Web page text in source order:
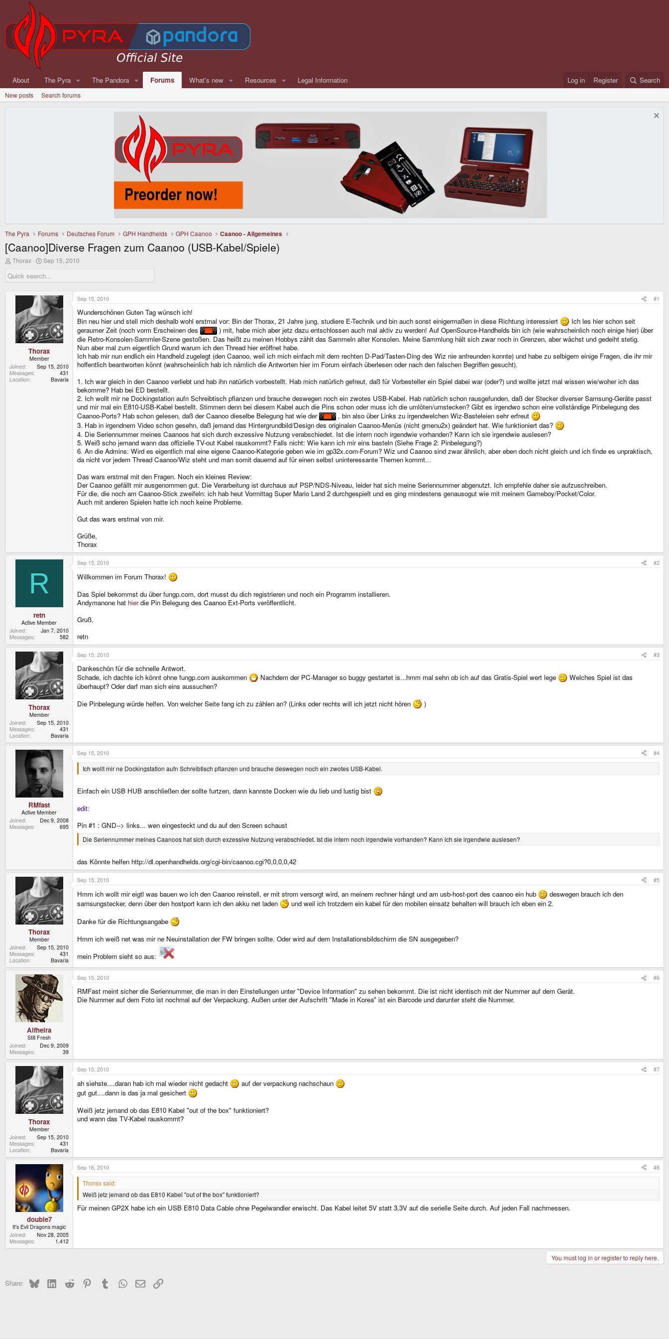
About The Pyra The Pandora Forums What's new Resources Legal Information Log in Register Search
New posts Search forums
The Pyra Forums Deutsches Forum GPH Handhelds GPH Caanoo Caanoo - Allgemeines
[Caanoo]Diverse Fragen zum Caanoo (USB-Kabel/Spiele)
T
r
e
Thorax
S
a
r
d
a
t
e
Sep 15, 2010
Thorax
Member
Joined
Sep 15, 2010
Messages
431
Location
Bavaria
Sep 15, 2010 #1
Wunderschönen Guten Tag wünsch ich!
Bin neu hier und stell mich deshalb wohl erstmal vor: Bin der Thorax, 21 Jahre jung, studiere E-Technik und bin auch sonst einigermaßen in diese Richtung interessiert
Ich les hier schon seit
geraumer Zeit (noch vorm Erscheinen des
) mit, habe mich aber jetz dazu entschlossen auch mal aktiv zu werden! Auf OpenSource-Handhelds bin ich (wie wahrscheinlich noch einige hier) über
die Retro-Konsolen-Sammler-Szene gestoßen. Das heißt zu meinen Hobbys zählt das Sammeln alter Konsolen. Meine Sammlung hält sich zwar noch in Grenzen, aber wächst und gedeiht stetig.
Nun aber mal zum eigentlich Grund warum ich den Thread hier eröffnet habe.
Ich hab mir nun endlich ein Handheld zugelegt (den Caanoo, weil ich mich einfach mit dem rechten D-Pad/Tasten-Ding des Wiz nie anfreunden konnte) und habe zu selbigem einige Fragen, die ihr mir
hoffentlich beantworten könnt (wahrscheinlich hab ich nämlich die Antworten hier im Forum einfach überlesen oder nach den falschen Begriffen gesucht).
1. Ich war gleich in den Caanoo verliebt und hab ihn natürlich vorbestellt. Hab mich natürlich gefreut, daß für Vorbesteller ein Spiel dabei war (oder?) und wollte jetzt mal wissen wie/woher ich das
bekomme? Hab bei ED bestellt.
2. Ich wollt mir ne Dockingstation aufn Schreibtisch pflanzen und brauche deswegen noch ein zwotes USB-Kabel. Hab natürlich schon rausgefunden, daß der Stecker diverser Samsung-Geräte passt
und mir mal ein E810-USB-Kabel bestellt. Stimmen denn bei diesem Kabel auch die Pins schon oder muss ich die umlöten/umstecken? Gibt es irgendwo schon eine vollständige Pinbelegung des
Caanoo-Ports? Hab schon gelesen, daß der Caanoo dieselbe Belegung hat wie der
, bin also über Links zu irgendwelchen Wiz-Basteleien sehr erfreut
3. Hab in irgendnem Video schon gesehn, daß jemand das Hintergrundbild/Design des originalen Caanoo-Menüs (nicht gmenu2x) geändert hat. Wie funktioniert das?
4. Die Seriennummer meines Caanoos hat sich durch exzessive Nutzung verabschiedet. Ist die intern noch irgendwie vorhanden? Kann ich sie irgendwie auslesen?
5. Weiß scho jemand wann das offizielle TV-out Kabel rauskommt? Falls nicht: Wie kann ich mir eins basteln (Siehe Frage 2: Pinbelegung?)
6. An die Admins: Wird es eigentlich mal eine eigene Caanoo-Kategorie geben wie im gp32x.com-Forum? Wiz und Caanoo sind zwar ähnlich, aber eben doch nicht gleich und ich finde es unpraktisch,
da nicht vor jedem Thread Caanoo/Wiz steht und man somit dauernd auf für einen selbst uninteressante Themen kommt...
Das wars erstmal mit den Fragen. Noch ein kleines Review:
Der Caanoo gefällt mir ausgenommen gut. Die Verarbeitung ist durchaus auf PSP/NDS-Niveau, leider hat sich meine Seriennummer abgenutzt. Ich empfehle daher sie aufzuschreiben.
Für die, die noch am Caanoo-Stick zweifeln: ich hab heut Vormittag Super Mario Land 2 durchgespielt und es ging mindestens genausogut wie mit meinem Gameboy/Pocket/Color.
Auch mit anderen Spielen hatte ich noch keine Probleme.
Gut das wars erstmal von mir.
Grüße,
Thorax
R
retn
Active Member
Joined
Jan 7, 2010
Messages
582
Sep 15, 2010 #2
Willkommen im Forum Thorax!
Das Spiel bekommst du über fungp.com, dort musst du dich registrieren und noch ein Programm installieren.
Andymanone hat hierdie Pin Belegung des Caanoo Ext-Ports veröffentlicht.
Gruß,
retn
Thorax
Member
Joined
Sep 15, 2010
Messages
431
Location
Bavaria
Sep 15, 2010 #3
Dankeschön für die schnelle Antwort.
Schade, ich dachte ich könnt ohne fungp.com auskommen
Nachdem der PC-Manager so buggy gestartet is...hmm mal sehn ob ich auf das Gratis-Spiel wert lege
Welches Spiel ist das
überhaupt? Oder darf man sich eins aussuchen?
Die Pinbelegung würde helfen. Von welcher Seite fang ich zu zählen an? (Links oder rechts will ich jetzt nicht hören
)
RMfast
Active Member
Joined
Dec 9, 2008
Messages
695
Sep 15, 2010 #4
Ich wollt mir ne Dockingstation aufn Schreibtisch pflanzen und brauche deswegen noch ein zwotes USB-Kabel.
Einfach ein USB HUB anschließen der sollte furtzen, dann kannste Docken wie du lieb und lustig bist
edit:
Pin #1 : GND--> links... wen eingesteckt und du auf den Screen schaust
Die Seriennummer meines Caanoos hat sich durch exzessive Nutzung verabschiedet. Ist die intern noch irgendwie vorhanden? Kann ich sie irgendwie auslesen?
das Könnte helfen http://dl.openhandhelds.org/cgi-bin/caanoo.cgi?0,0,0,0,42
Thorax
Member
Joined
Sep 15, 2010
Messages
431
Location
Bavaria
Sep 15, 2010 #5
Hmm ich wollt mir eigtl was bauen wo ich den Caanoo reinstell, er mit strom versorgt wird, an meinem rechner hängt und am usb-host-port des caanoo ein hub
deswegen brauch ich den
samsungstecker, denn über den hostport kann ich den akku net laden
und weil ich trotzdem ein kabel für den mobilen einsatz behalten will brauch ich eben ein 2.
Danke für die Richtungsangabe
Hmm ich weiß net was mir ne Neuinstallation der FW bringen sollte. Oder wird auf dem Installationsbildschirm die SN ausgegeben?
mein Problem sieht so aus:
Alfheira
Still Fresh
Joined
Dec 9, 2009
Messages
39
Sep 15, 2010 #6
RMFast meint sicher die Seriennummer, die man in den Einstellungen unter "Device Information" zu sehen bekommt. Die ist nicht identisch mit der Nummer auf dem Gerät.
Die Nummer auf dem Foto ist nochmal auf der Verpackung. Außen unter der Aufschrift "Made in Korea" ist ein Barcode und darunter steht die Nummer.
Thorax
Member
Joined
Sep 15, 2010
Messages
431
Location
Bavaria
Sep 15, 2010 #7
ah siehste....daran hab ich mal wieder nicht gedacht
auf der verpackung nachschaun
gut gut....dann is das ja mal gesichert
Weiß jetz jemand ob das E810 Kabel "out of the box" funktioniert?
und wann das TV-Kabel rauskommt?
double7
It's Evil Dragons magic
Joined
Nov 28, 2005
Messages
1,412
Sep 16, 2010 #8
Thorax said:
Weiß jetz jemand ob das E810 Kabel "out of the box" funktioniert?
Für meinen GP2X habe ich ein USB E810 Data Cable ohne Pegelwandler erwischt. Das Kabel leitet 5V statt 3,3V auf die serielle Seite durch. Auf jeden Fall nachmessen.
You must log in or register to reply here.
Share: Bluesky LinkedInReddit PinterestTumblrWhatsApp
EmailLink